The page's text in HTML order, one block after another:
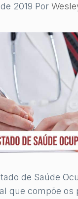
2019 Por
de Saúde
que compõe os